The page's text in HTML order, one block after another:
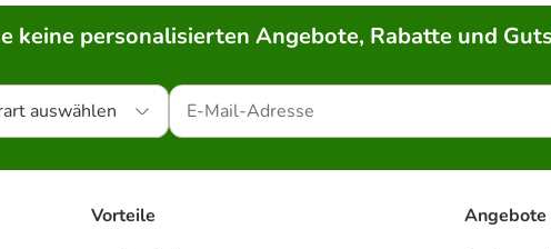
keine personalisierten Angebote, Rabatte und
auswählen
Vorteile Angebote